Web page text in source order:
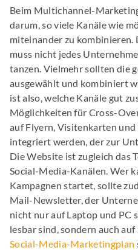
Beim Multichannel-
darum, so viele Kanäle wie
miteinander zu kombinieren.
muss nicht jedes
tanzen. Vielmehr sollten die
ausgewählt und kombiniert
ist also, welche Kanäle gut
Möglichkeiten für Cross-
auf Flyern, Visitenkarten
integriert werden, der zur
Die Website ist zugleich das
Social-Media-Kanälen. Wer
Kampagnen startet, sollte
Mail-Newsletter, der
nicht nur auf Laptop und PC
lesbar sind, sondern auch
Social-Media-Marketingplan